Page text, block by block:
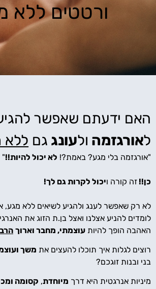
ורטטים ללא
האם ידעתם שאפשר
לאורגזמה ולעונג גם ללא
"אורגזמה בלי מגע? באמת?! לא יכול להיות!!"
כן!! זה קורה ויכול לקרות גם לך!
לא רק שאפשר לענג ולהגיע לשיאים ללא מגע,
לומדים להניע אצלנו ואצל בן.ת הזוג את
האהבה הופך להיות עוצמתי, מחבר וארוך
רוצים לגלות איך תוכלו להעצים את משך
בני ובנות זוגכם?
מיניות אנרגטית היא דרך מיוחדת, קסומה